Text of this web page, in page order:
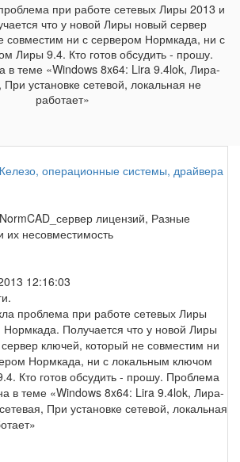
при работе сетевых Лиры 2013 и
что у новой Лиры новый сервер
совместим ни с сервером Нормкада, ни с
Лиры 9.4. Кто готов обсудить - прошу.
в теме «Windows 8x64: Lira 9.4lok, Лира-
установке сетевой, локальная не
работает»
операционные системы, драйвера
лицензий, Разные
их несовместимость
12:16:03
проблема при работе сетевых Лиры
Нормкада. Получается что у новой Лиры
ключей, который не совместим ни
Нормкада, ни с локальным ключом
Кто готов обсудить - прошу. Проблема
в теме «Windows 8x64: Lira 9.4lok, Лира-
При установке сетевой, локальная